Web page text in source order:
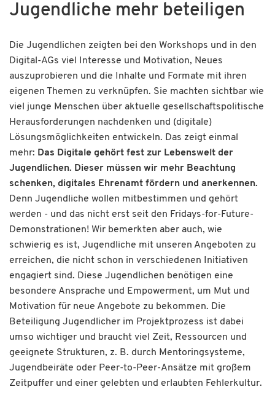
Jugendliche mehr beteiligen
Die Jugendlichen zeigten bei den Workshops und in den
Digital-AGs viel Interesse und Motivation, Neues
auszuprobieren und die Inhalte und Formate mit ihren
eigenen Themen zu verknüpfen. Sie machten sichtbar wie
viel junge Menschen über aktuelle gesellschaftspolitische
Herausforderungen nachdenken und (digitale)
Lösungsmöglichkeiten entwickeln. Das zeigt einmal
mehr: Das Digitale gehört fest zur Lebenswelt der
Jugendlichen. Dieser müssen wir mehr Beachtung
schenken, digitales Ehrenamt fördern und anerkennen.
Denn Jugendliche wollen mitbestimmen und gehört
werden - und das nicht erst seit den Fridays-for-Future-
Demonstrationen! Wir bemerkten aber auch, wie
schwierig es ist, Jugendliche mit unseren Angeboten zu
erreichen, die nicht schon in verschiedenen Initiativen
engagiert sind. Diese Jugendlichen benötigen eine
besondere Ansprache und Empowerment, um Mut und
Motivation für neue Angebote zu bekommen. Die
Beteiligung Jugendlicher im Projektprozess ist dabei
umso wichtiger und braucht viel Zeit, Ressourcen und
geeignete Strukturen, z. B. durch Mentoringsysteme,
Jugendbeiräte oder Peer-to-Peer-Ansätze mit großem
Zeitpuffer und einer gelebten und erlaubten Fehlerkultur.